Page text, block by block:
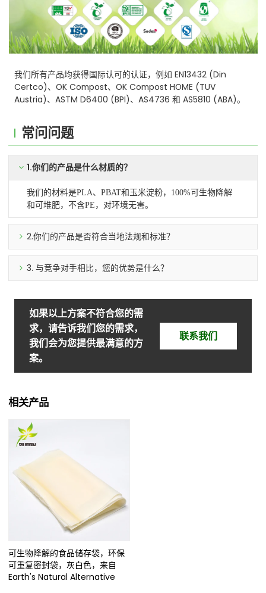
我们所有产品均获得国际认可的认证，例如 EN13432 (Din
Certco)、OK Compost、OK Compost HOME (TUV
Austria)、ASTM D6400 (BPI)、AS4736 和 AS5810 (ABA)。
常问问题
1.你们的产品是什么材质的？
我们的材料是PLA、PBAT和玉米淀粉，100%可生物降解
和可堆肥，不含PE，对环境无害。
2.你们的产品是否符合当地法规和标准？
3. 与竞争对手相比，您的优势是什么？
如果以上方案不符合您的需
求，请告诉我们您的需求，
我们会为您提供最满意的方
案。
联系我们
相关产品
可生物降解的食品储存袋，环保
可重复密封袋，灰白色，来自
Earth's Natural Alternative